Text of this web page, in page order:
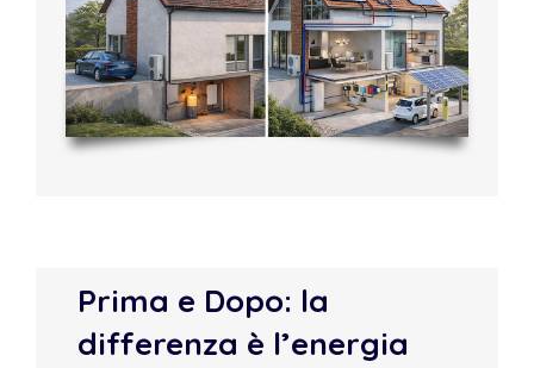
Prima e Dopo: la
differenza è l’energia